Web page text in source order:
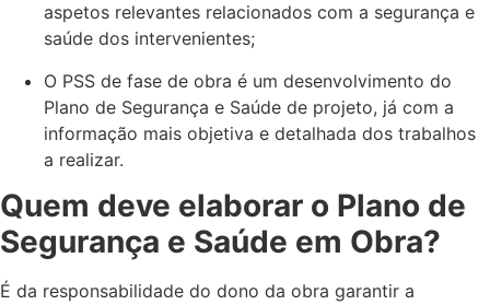
aspetos relevantes relacionados com a segurança e
saúde dos intervenientes;
O PSS de fase de obra é um desenvolvimento do
Plano de Segurança e Saúde de projeto, já com a
informação mais objetiva e detalhada dos trabalhos
a realizar.
Quem deve elaborar o Plano de
Segurança e Saúde em Obra?
É da responsabilidade do dono da obra garantir a